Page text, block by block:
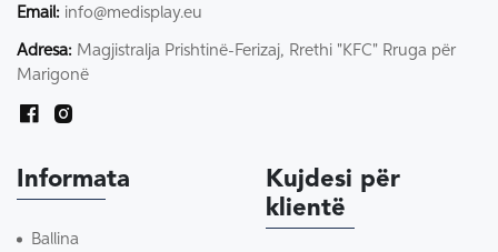
Email: info@medisplay.eu
Adresa: Magjistralja Prishtinë-Ferizaj, Rrethi "KFC" Rruga për
Marigonë
Informata
Ballina
Kujdesi për
klientë